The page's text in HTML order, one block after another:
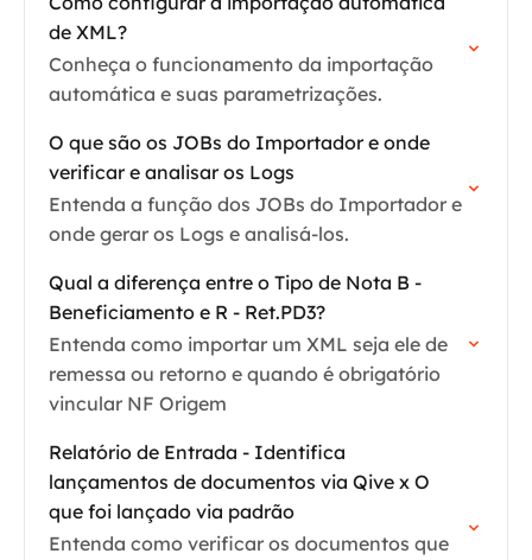
de XML?
Conheça o funcionamento da importação
automática e suas parametrizações.
O que são os JOBs do Importador e onde
verificar e analisar os Logs
Entenda a função dos JOBs do Importador e
onde gerar os Logs e analisá-los.
Qual a diferença entre o Tipo de Nota B -
Beneficiamento e R - Ret.PD3?
Entenda como importar um XML seja ele de
remessa ou retorno e quando é obrigatório
vincular NF Origem
Relatório de Entrada - Identifica
lançamentos de documentos via Qive x O
que foi lançado via padrão
Entenda como verificar os documentos que